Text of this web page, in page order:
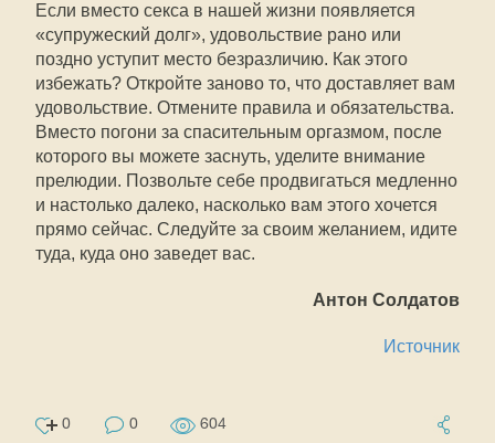
Если вместо секса в нашей жизни появляется
«супружеский долг», удовольствие рано или
поздно уступит место безразличию. Как этого
избежать? Откройте заново то, что доставляет вам
удовольствие. Отмените правила и обязательства.
Вместо погони за спасительным оргазмом, после
которого вы можете заснуть, уделите внимание
прелюдии. Позвольте себе продвигаться медленно
и настолько далеко, насколько вам этого хочется
прямо сейчас. Следуйте за своим желанием, идите
туда, куда оно заведет вас.
Антон Солдатов
Источник
0 0 604